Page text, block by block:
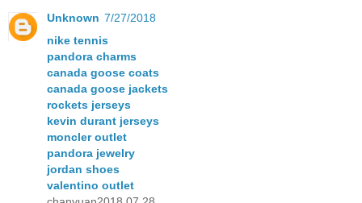
Unknown 7/27/2018
nike tennis
pandora charms
canada goose coats
canada goose jackets
rockets jerseys
kevin durant jerseys
moncler outlet
pandora jewelry
jordan shoes
valentino outlet